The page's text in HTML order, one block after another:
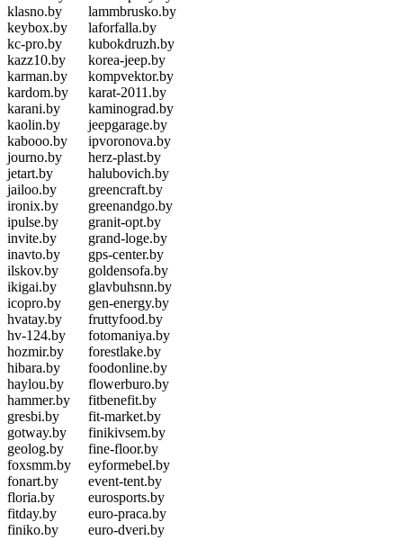
klasno.by
keybox.by
kc-pro.by
kazz10.by
karman.by
kardom.by
karani.by
kaolin.by
kabooo.by
journo.by
jetart.by
jailoo.by
ironix.by
ipulse.by
invite.by
inavto.by
ilskov.by
ikigai.by
icopro.by
hvatay.by
hv-124.by
hozmir.by
hibara.by
haylou.by
hammer.by
gresbi.by
gotway.by
geolog.by
foxsmm.by
fonart.by
floria.by
fitday.by
finiko.by
lammbrusko.by
laforfalla.by
kubokdruzh.by
korea-jeep.by
kompvektor.by
karat-2011.by
kaminograd.by
jeepgarage.by
ipvoronova.by
herz-plast.by
halubovich.by
greencraft.by
greenandgo.by
granit-opt.by
grand-loge.by
gps-center.by
goldensofa.by
glavbuhsnn.by
gen-energy.by
fruttyfood.by
fotomaniya.by
forestlake.by
foodonline.by
flowerburo.by
fitbenefit.by
fit-market.by
finikivsem.by
fine-floor.by
eyformebel.by
event-tent.by
eurosports.by
euro-praca.by
euro-dveri.by